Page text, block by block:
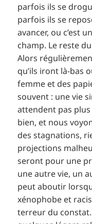
parfois ils se
parfois ils se
avancer, ou c’est
champ. Le reste
Alors
qu’ils iront là-bas
femme et des
souvent : une vie
attendent pas
bien, et nous
des stagnations,
projections
seront pour une
une autre vie, un
peut aboutir
xénophobe et
terreur du